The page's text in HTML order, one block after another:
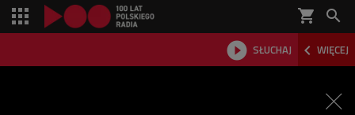
shopping_cart 
 SŁUCHAJ  WIĘCEJ
